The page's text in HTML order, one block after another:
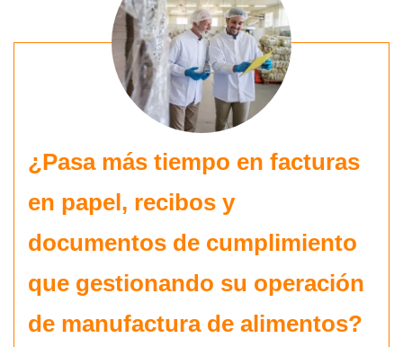
¿Pasa más tiempo en facturas
en papel, recibos y
documentos de cumplimiento
que gestionando su operación
de manufactura de alimentos?